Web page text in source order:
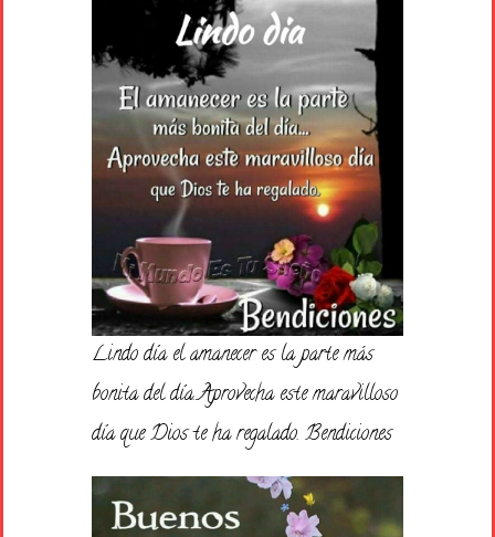
Lindo día el amanecer es la parte más
bonita del día…Aprovecha este maravilloso
día que Dios te ha regalado. Bendiciones